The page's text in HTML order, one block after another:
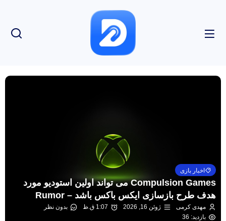
اخبار بازی
Compulsion Games می تواند اولین استودیو مورد
هدف طرح بازسازی ایکس باکس باشد – Rumor
مهدی کرمی ژوئن 16, 2026 1:07 ق.ظ
بدون نظر
بازدید: 36